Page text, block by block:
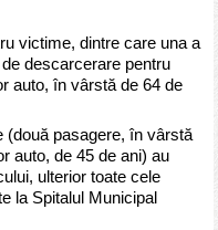
victime, dintre care una a
descarcerare pentru
auto, în vârstă de 64 de
(două pasagere, în vârstă
auto, de 45 de ani) au
ulterior toate cele
la Spitalul Municipal